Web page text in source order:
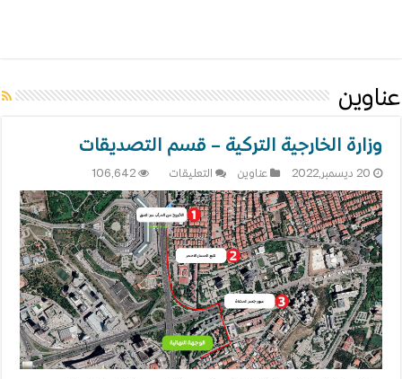
عناوين
وزارة الخارجية التركية – قسم التصديقات
20 ديسمبر,2022 عناوين التعليقات
الخارجية
التركية
–
قسم
التصديقات
مغلقة
106,642